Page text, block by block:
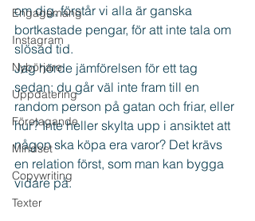
Engagemang
Instagram
Nybörjare
Uppdatering
Företagande
Mindset
Copywriting
Texter
om dig, förstår vi alla är ganska
bortkastade pengar, för att inte tala om
slösad tid.
Jag hörde jämförelsen för ett tag
sedan; du går väl inte fram till en
random person på gatan och friar, eller
hur? Inte heller skylta upp i ansiktet att
någon ska köpa era varor? Det krävs
en relation först, som man kan bygga
vidare på.